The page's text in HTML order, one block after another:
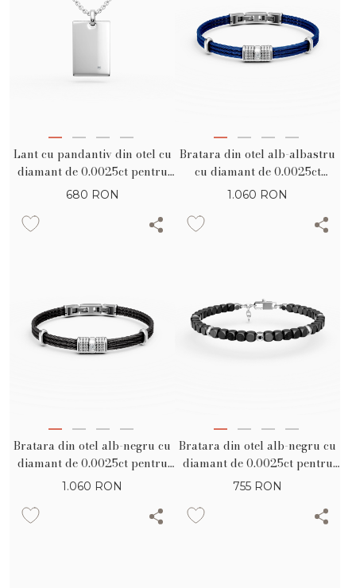
Lant cu pandantiv din otel cu
diamant de 0.0025ct pentru
barbati
680 RON
Bratara din otel alb-albastru
cu diamant de 0.0025ct
pentru barbati
1.060 RON
Bratara din otel alb-negru cu
diamant de 0.0025ct pentru
barbati
1.060 RON
Bratara din otel alb-negru cu
diamant de 0.0025ct pentru
barbati
755 RON